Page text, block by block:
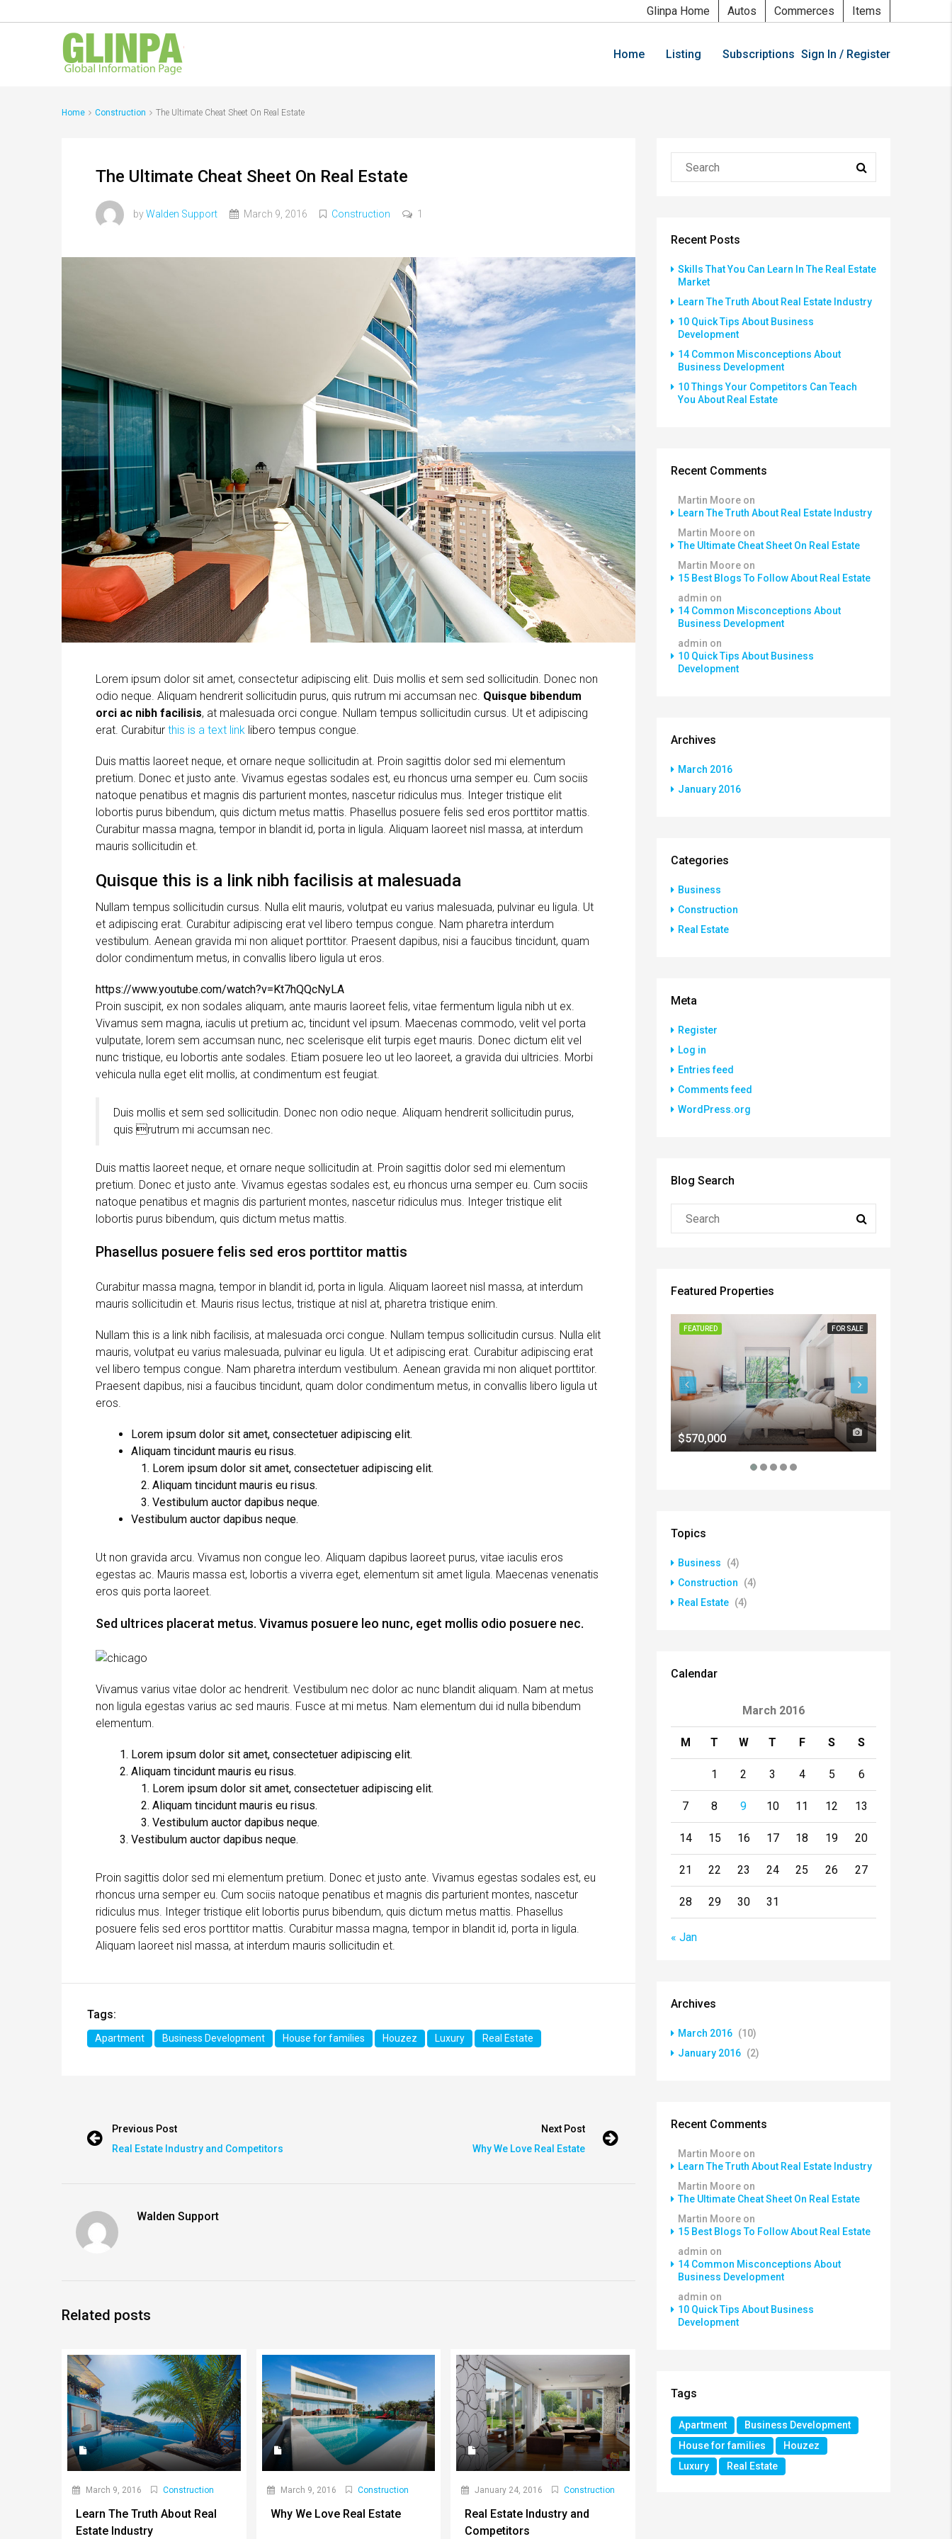
Glinpa Home Autos Commerces Items
Home Listing Subscriptions Sign In / Register
Home Construction The Ultimate Cheat Sheet On Real Estate
The Ultimate Cheat Sheet On Real Estate
byWalden Support March 9, 2016 Construction 1
Lorem ipsum dolor sit amet, consectetur adipiscing elit. Duis mollis et sem sed sollicitudin. Donec non
odio neque. Aliquam hendrerit sollicitudin purus, quis rutrum mi accumsan nec. Quisque bibendum
orci ac nibh facilisis, at malesuada orci congue. Nullam tempus sollicitudin cursus. Ut et adipiscing
erat. Curabitur this is a text link libero tempus congue.
Duis mattis laoreet neque, et ornare neque sollicitudin at. Proin sagittis dolor sed mi elementum
pretium. Donec et justo ante. Vivamus egestas sodales est, eu rhoncus urna semper eu. Cum sociis
natoque penatibus et magnis dis parturient montes, nascetur ridiculus mus. Integer tristique elit
lobortis purus bibendum, quis dictum metus mattis. Phasellus posuere felis sed eros porttitor mattis.
Curabitur massa magna, tempor in blandit id, porta in ligula. Aliquam laoreet nisl massa, at interdum
mauris sollicitudin et.
Quisque this is a link nibh facilisis at malesuada
Nullam tempus sollicitudin cursus. Nulla elit mauris, volutpat eu varius malesuada, pulvinar eu ligula. Ut
et adipiscing erat. Curabitur adipiscing erat vel libero tempus congue. Nam pharetra interdum
vestibulum. Aenean gravida mi non aliquet porttitor. Praesent dapibus, nisi a faucibus tincidunt, quam
dolor condimentum metus, in convallis libero ligula ut eros.
https://www.youtube.com/watch?v=Kt7hQQcNyLA
Proin suscipit, ex non sodales aliquam, ante mauris laoreet felis, vitae fermentum ligula nibh ut ex.
Vivamus sem magna, iaculis ut pretium ac, tincidunt vel ipsum. Maecenas commodo, velit vel porta
vulputate, lorem sem accumsan nunc, nec scelerisque elit turpis eget mauris. Donec dictum elit vel
nunc tristique, eu lobortis ante sodales. Etiam posuere leo ut leo laoreet, a gravida dui ultricies. Morbi
vehicula nulla eget elit mollis, at condimentum est feugiat.
Duis mollis et sem sed sollicitudin. Donec non odio neque. Aliquam hendrerit sollicitudin purus,
quis rutrum mi accumsan nec.
Duis mattis laoreet neque, et ornare neque sollicitudin at. Proin sagittis dolor sed mi elementum
pretium. Donec et justo ante. Vivamus egestas sodales est, eu rhoncus urna semper eu. Cum sociis
natoque penatibus et magnis dis parturient montes, nascetur ridiculus mus. Integer tristique elit
lobortis purus bibendum, quis dictum metus mattis.
Phasellus posuere felis sed eros porttitor mattis
Curabitur massa magna, tempor in blandit id, porta in ligula. Aliquam laoreet nisl massa, at interdum
mauris sollicitudin et. Mauris risus lectus, tristique at nisl at, pharetra tristique enim.
Nullam this is a link nibh facilisis, at malesuada orci congue. Nullam tempus sollicitudin cursus. Nulla elit
mauris, volutpat eu varius malesuada, pulvinar eu ligula. Ut et adipiscing erat. Curabitur adipiscing erat
vel libero tempus congue. Nam pharetra interdum vestibulum. Aenean gravida mi non aliquet porttitor.
Praesent dapibus, nisi a faucibus tincidunt, quam dolor condimentum metus, in convallis libero ligula ut
eros.
Lorem ipsum dolor sit amet, consectetuer adipiscing elit.
Aliquam tincidunt mauris eu risus.
Lorem ipsum dolor sit amet, consectetuer adipiscing elit.
Aliquam tincidunt mauris eu risus.
Vestibulum auctor dapibus neque.
Vestibulum auctor dapibus neque.
Ut non gravida arcu. Vivamus non congue leo. Aliquam dapibus laoreet purus, vitae iaculis eros
egestas ac. Mauris massa est, lobortis a viverra eget, elementum sit amet ligula. Maecenas venenatis
eros quis porta laoreet.
Sed ultrices placerat metus. Vivamus posuere leo nunc, eget mollis odio posuere nec.
Vivamus varius vitae dolor ac hendrerit. Vestibulum nec dolor ac nunc blandit aliquam. Nam at metus
non ligula egestas varius ac sed mauris. Fusce at mi metus. Nam elementum dui id nulla bibendum
elementum.
Lorem ipsum dolor sit amet, consectetuer adipiscing elit.
Aliquam tincidunt mauris eu risus.
Lorem ipsum dolor sit amet, consectetuer adipiscing elit.
Aliquam tincidunt mauris eu risus.
Vestibulum auctor dapibus neque.
Vestibulum auctor dapibus neque.
Proin sagittis dolor sed mi elementum pretium. Donec et justo ante. Vivamus egestas sodales est, eu
rhoncus urna semper eu. Cum sociis natoque penatibus et magnis dis parturient montes, nascetur
ridiculus mus. Integer tristique elit lobortis purus bibendum, quis dictum metus mattis. Phasellus
posuere felis sed eros porttitor mattis. Curabitur massa magna, tempor in blandit id, porta in ligula.
Aliquam laoreet nisl massa, at interdum mauris sollicitudin et.
Tags:
Apartment Business Development House for families Houzez Luxury Real Estate
Previous Post
Real Estate Industry and Competitors
Next Post
Why We Love Real Estate
Walden Support
Related posts
March 9, 2016 Construction
Learn The Truth About Real
Estate Industry
March 9, 2016 Construction
Why We Love Real Estate
January 24, 2016 Construction
Real Estate Industry and
Competitors
Recent Posts
Skills That You Can Learn In The Real Estate
Market
Learn The Truth About Real Estate Industry
10 Quick Tips About Business
Development
14 Common Misconceptions About
Business Development
10 Things Your Competitors Can Teach
You About Real Estate
Recent Comments
Martin Moore on
Learn The Truth About Real Estate Industry
Martin Moore on
The Ultimate Cheat Sheet On Real Estate
Martin Moore on
15 Best Blogs To Follow About Real Estate
admin on
14 Common Misconceptions About
Business Development
admin on
10 Quick Tips About Business
Development
Archives
March 2016
January 2016
Categories
Business
Construction
Real Estate
Meta
Register
Log in
Entries feed
Comments feed
WordPress.org
Blog Search
Featured Properties
FEATURED FOR SALE
$570,000
Topics
Business
(4)
Construction
(4)
Real Estate (4)
Calendar
March 2016
M T W T F S S
1 2 3 4 5 6
7 8 9 10 11 12 13
14 15 16 17 18 19 20
21 22 23 24 25 26 27
28 29 30 31
« Jan
Archives
March 2016 (10)
January 2016 (2)
Recent Comments
Martin Moore on
Learn The Truth About Real Estate Industry
Martin Moore on
The Ultimate Cheat Sheet On Real Estate
Martin Moore on
15 Best Blogs To Follow About Real Estate
admin on
14 Common Misconceptions About
Business Development
admin on
10 Quick Tips About Business
Development
Tags
Apartment
Business Development
House for families
Houzez
Luxury
Real Estate